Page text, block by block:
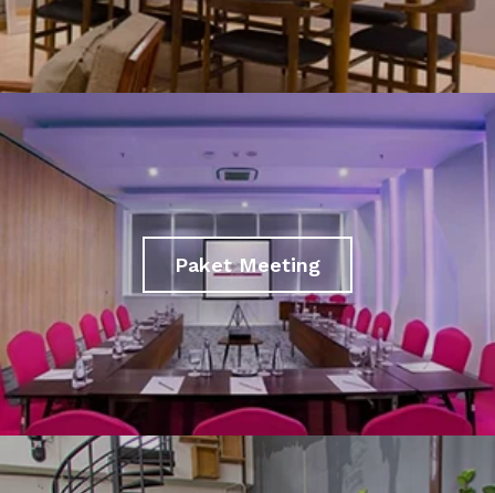
Paket Meeting